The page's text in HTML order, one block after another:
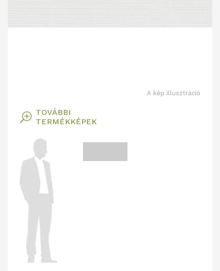
A kép illusztráció
T TOVÁBBI
TERMÉKKÉPEK